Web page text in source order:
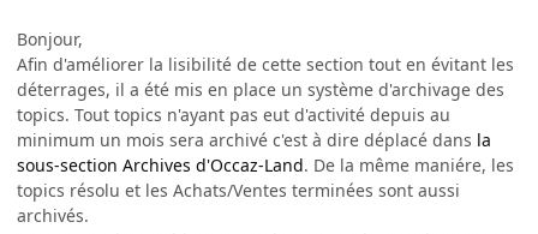
Bonjour,
Afin d'améliorer la lisibilité de cette section tout en évitant les
déterrages, il a été mis en place un système d'archivage des
topics. Tout topics n'ayant pas eut d'activité depuis au
minimum un mois sera archivé c'est à dire déplacé dans la
sous-section Archives d'Occaz-Land. De la même maniére, les
topics résolu et les Achats/Ventes terminées sont aussi
archivés.